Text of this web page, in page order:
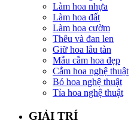
Làm hoa nhựa
Làm hoa đất
Làm hoa cườm
Thêu và đan len
Giữ hoa lâu tàn
Mẫu cắm hoa đẹp
Cắm hoa nghệ thuật
Bó hoa nghệ thuật
Tỉa hoa nghệ thuật
GIẢI TRÍ